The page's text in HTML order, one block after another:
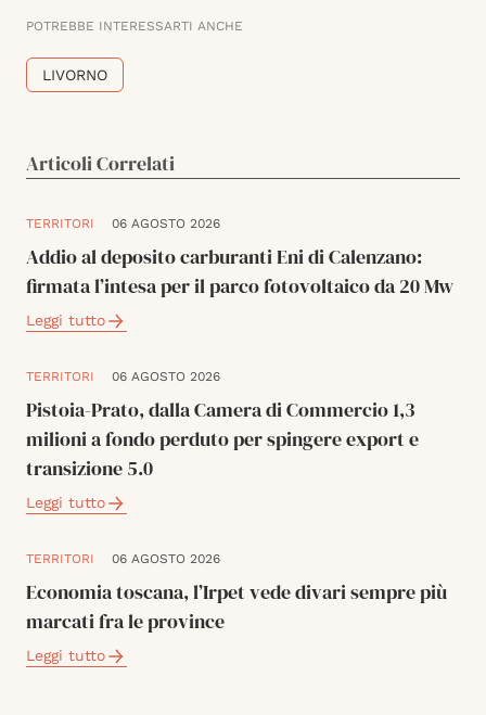
POTREBBE INTERESSARTI ANCHE
LIVORNO
Articoli Correlati
TERRITORI 06 AGOSTO 2026
Addio al deposito carburanti Eni di Calenzano:
firmata l’intesa per il parco fotovoltaico da 20 Mw
Leggi tutto
TERRITORI 06 AGOSTO 2026
Pistoia-Prato, dalla Camera di Commercio 1,3
milioni a fondo perduto per spingere export e
transizione 5.0
Leggi tutto
TERRITORI 06 AGOSTO 2026
Economia toscana, l’Irpet vede divari sempre più
marcati fra le province
Leggi tutto